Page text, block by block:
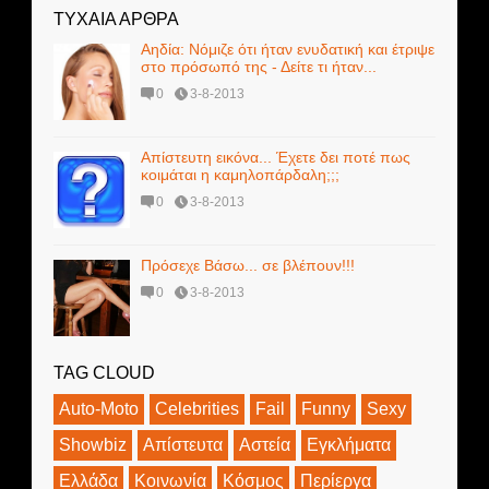
ΤΥΧΑΙΑ ΑΡΘΡΑ
Αηδία: Νόμιζε ότι ήταν ενυδατική και έτριψε
στο πρόσωπό της - Δείτε τι ήταν...
0 3-8-2013
Απίστευτη εικόνα... Έχετε δει ποτέ πως
κοιμάται η καμηλοπάρδαλη;;;
0 3-8-2013
Πρόσεχε Βάσω... σε βλέπουν!!!
0 3-8-2013
TAG CLOUD
Auto-Moto
Celebrities Fail Funny
Sexy
Showbiz
Απίστευτα Αστεία
Εγκλήματα
Ελλάδα
Κοινωνία Κόσμος Περίεργα